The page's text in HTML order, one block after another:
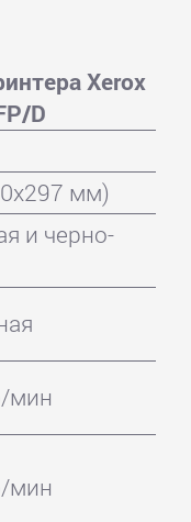
Xerox
D
мм)
и черно-
мин
мин